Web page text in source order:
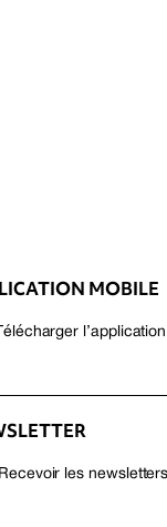
MOBILE
les newsletters